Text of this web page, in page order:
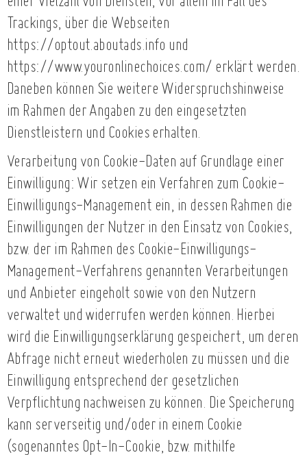
Trackings, über die Webseiten
https://optout.aboutads.info und
https://www.youronlinechoices.com/ erklärt werden.
Daneben können Sie weitere Widerspruchshinweise
im Rahmen der Angaben zu den eingesetzten
Dienstleistern und Cookies erhalten.
Verarbeitung von Cookie-Daten auf Grundlage einer
Einwilligung: Wir setzen ein Verfahren zum Cookie-
Einwilligungs-Management ein, in dessen Rahmen die
Einwilligungen der Nutzer in den Einsatz von Cookies,
bzw. der im Rahmen des Cookie-Einwilligungs-
Management-Verfahrens genannten Verarbeitungen
und Anbieter eingeholt sowie von den Nutzern
verwaltet und widerrufen werden können. Hierbei
wird die Einwilligungserklärung gespeichert, um deren
Abfrage nicht erneut wiederholen zu müssen und die
Einwilligung entsprechend der gesetzlichen
Verpflichtung nachweisen zu können. Die Speicherung
kann serverseitig und/oder in einem Cookie
(sogenanntes Opt-In-Cookie, bzw. mithilfe